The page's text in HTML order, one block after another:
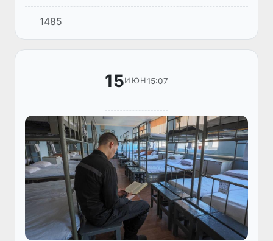
мамлакатимизда маънавий тараққиётнинг
муҳим йўналишларидан бири ҳисобланади.
1485
15ИЮН15:07